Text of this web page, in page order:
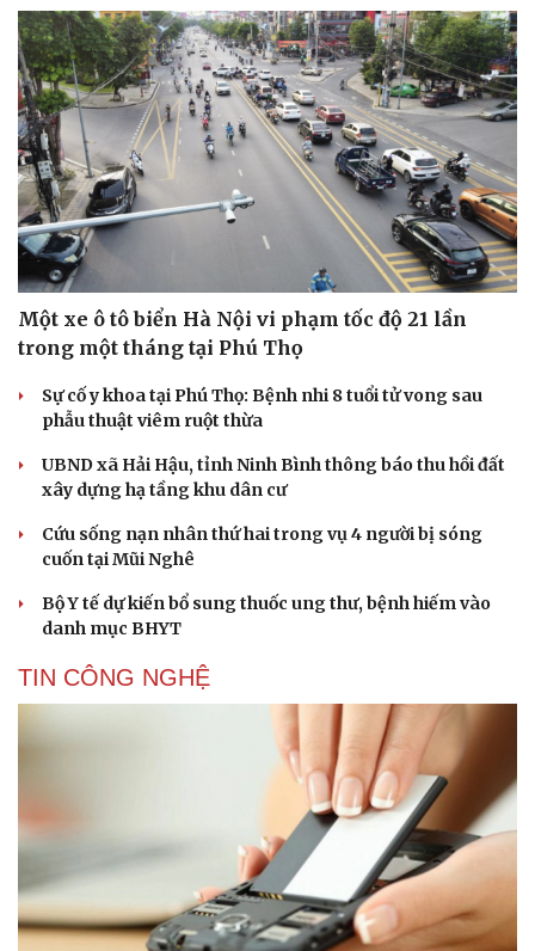
Một xe ô tô biển Hà Nội vi phạm tốc độ 21 lần
trong một tháng tại Phú Thọ
Sự cố y khoa tại Phú Thọ: Bệnh nhi 8 tuổi tử vong sau
phẫu thuật viêm ruột thừa
UBND xã Hải Hậu, tỉnh Ninh Bình thông báo thu hồi đất
xây dựng hạ tầng khu dân cư
Cứu sống nạn nhân thứ hai trong vụ 4 người bị sóng
cuốn tại Mũi Nghê
Bộ Y tế dự kiến bổ sung thuốc ung thư, bệnh hiếm vào
danh mục BHYT
TIN CÔNG NGHỆ